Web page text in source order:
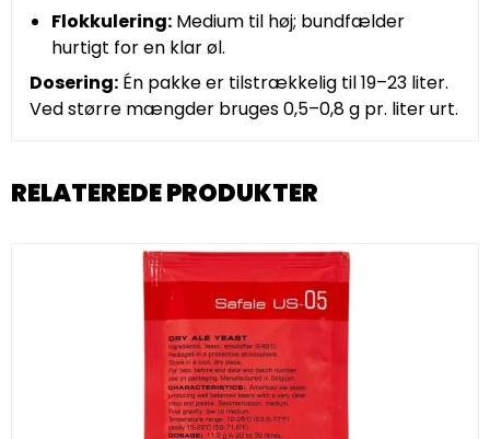
Flokkulering: Medium til høj; bundfælder
hurtigt for en klar øl.
Dosering: Én pakke er tilstrækkelig til 19–23 liter.
Ved større mængder bruges 0,5–0,8 g pr. liter urt.
RELATEREDE PRODUKTER